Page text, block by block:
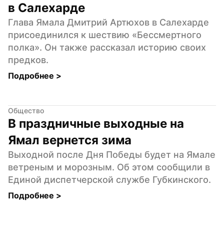
в Салехарде
Глава Ямала Дмитрий Артюхов в Салехарде
присоединился к шествию «Бессмертного
полка». Он также рассказал историю своих
предков.
Подробнее >
Общество
В праздничные выходные на
Ямал вернется зима
Выходной после Дня Победы будет на Ямале
ветреным и морозным. Об этом сообщили в
Единой диспетчерской службе Губкинского.
Подробнее >